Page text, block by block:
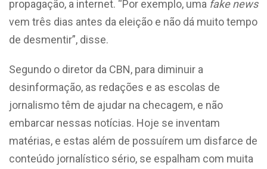
propagação, a internet. “Por exemplo, uma fake news
vem três dias antes da eleição e não dá muito tempo
de desmentir”, disse.
Segundo o diretor da CBN, para diminuir a
desinformação, as redações e as escolas de
jornalismo têm de ajudar na checagem, e não
embarcar nessas notícias. Hoje se inventam
matérias, e estas além de possuírem um disfarce de
conteúdo jornalístico sério, se espalham com muita